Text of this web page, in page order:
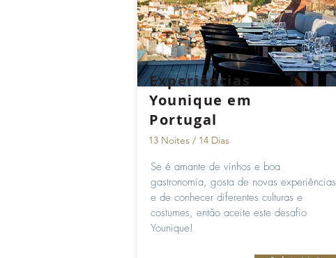
Experiências
Younique em
Portugal
13 Noites / 14 Dias
Se é amante de vinhos e boa
gastronomia, gosta de novas experiências
e de conhecer diferentes culturas e
costumes, então aceite este desafio
Younique!